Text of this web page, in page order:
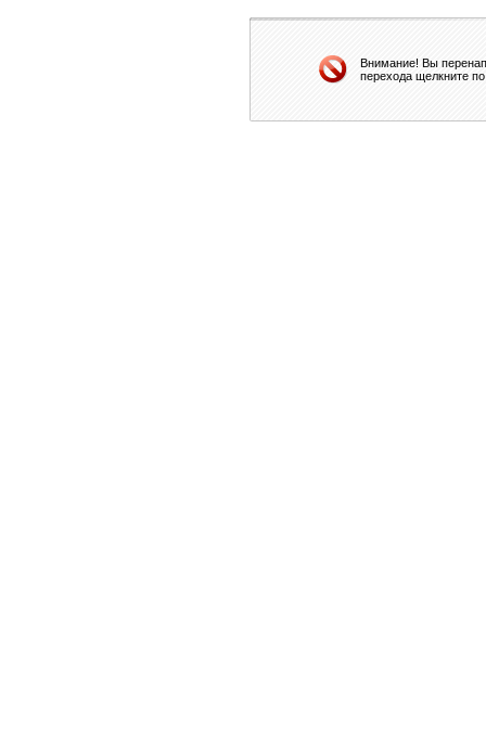
Внимание! Вы
перехода щелкните